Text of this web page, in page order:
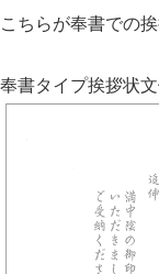
こちらが奉書での
奉書タイプ挨拶状文